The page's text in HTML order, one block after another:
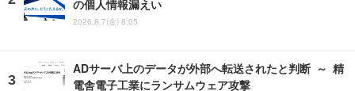
の個人情報漏えい
2026.8.7(金) 8:05
ADサーバ上のデータが外部へ転送されたと判断 ～ 精
電舎電子工業にランサムウェア攻撃